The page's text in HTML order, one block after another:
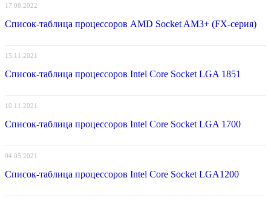
17.08.2022
Список-таблица процессоров AMD Socket AM3+ (FX-серия)
15.11.2021
Список-таблица процессоров Intel Core Socket LGA 1851
10.11.2021
Список-таблица процессоров Intel Core Socket LGA 1700
04.05.2021
Список-таблица процессоров Intel Core Socket LGA1200